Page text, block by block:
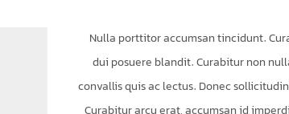
Nulla porttitor accumsan tincidunt.
dui posuere blandit. Curabitur non
convallis quis ac lectus. Donec